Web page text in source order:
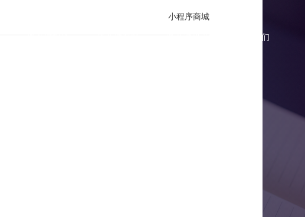
微商城报价 微商城案例 微商城资讯 联系我们
小程序商城